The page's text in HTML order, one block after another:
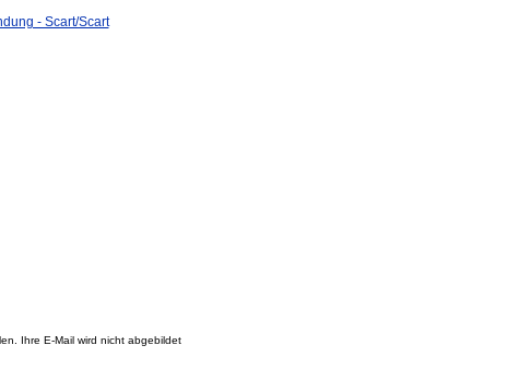
- Scart/Scart
Ihre E-Mail wird nicht abgebildet